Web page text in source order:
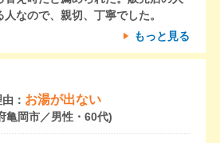
なので、親切、丁寧でした。
もっと見る
： お湯が出ない
亀岡市／男性・60代)